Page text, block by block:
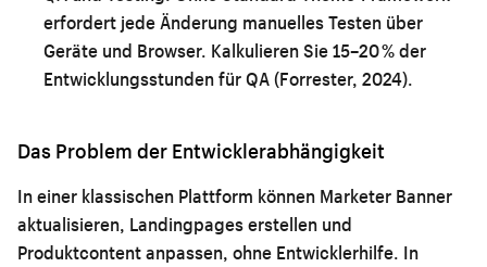
erfordert jede Änderung manuelles Testen über
Geräte und Browser. Kalkulieren Sie 15–20 % der
Entwicklungsstunden für QA (Forrester, 2024).
Das Problem der Entwicklerabhängigkeit
In einer klassischen Plattform können Marketer Banner
aktualisieren, Landingpages erstellen und
Produktcontent anpassen, ohne Entwicklerhilfe. In